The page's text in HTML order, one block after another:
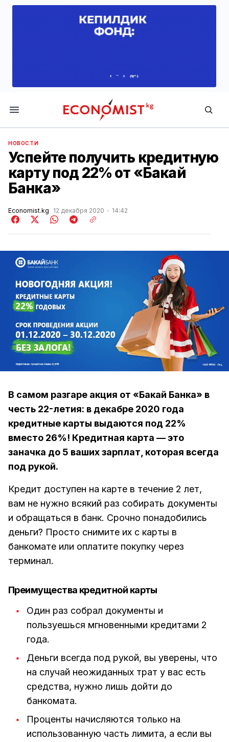
Economist.kg
НОВОСТИ
Успейте получить кредитную
карту под 22% от «‎Бакай
Банка»‎
Economist.kg 12 декабря 2020 14:42
В самом разгаре акция от «‎Бакай Банка»‎ в
честь 22-летия: в декабре 2020 года
кредитные карты выдаются под 22%
вместо 26%! Кредитная карта — это
заначка до 5 ваших зарплат, которая всегда
под рукой.
Кредит доступен на карте в течение 2 лет,
вам не нужно всякий раз собирать документы
и обращаться в банк. Срочно понадобились
деньги? Просто снимите их с карты в
банкомате или оплатите покупку через
терминал.
Преимущества кредитной карты
Один раз собрал документы и
пользуешься мгновенными кредитами 2
года.
Деньги всегда под рукой, вы уверены, что
на случай неожиданных трат у вас есть
средства, нужно лишь дойти до
банкомата.
Проценты начисляются только на
использованную часть лимита, а если вы